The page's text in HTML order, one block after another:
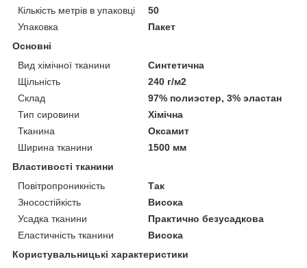
Кількість метрів в упаковці
50
Упаковка
Пакет
Основні
Вид хімічної тканини
Синтетична
Щільність
240 г/м2
Склад
97% полиэстер, 3% эластан
Тип сировини
Хімічна
Тканина
Оксамит
Ширина тканини
1500 мм
Властивості тканини
Повітропроникність
Так
Зносостійкість
Висока
Усадка тканини
Практично безусадкова
Еластичність тканини
Висока
Користувальницькі характеристики